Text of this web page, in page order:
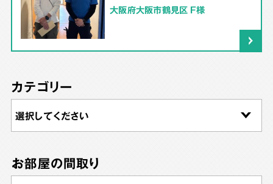
大阪府大阪市鶴見区 F様
カテゴリー
お部屋の間取り